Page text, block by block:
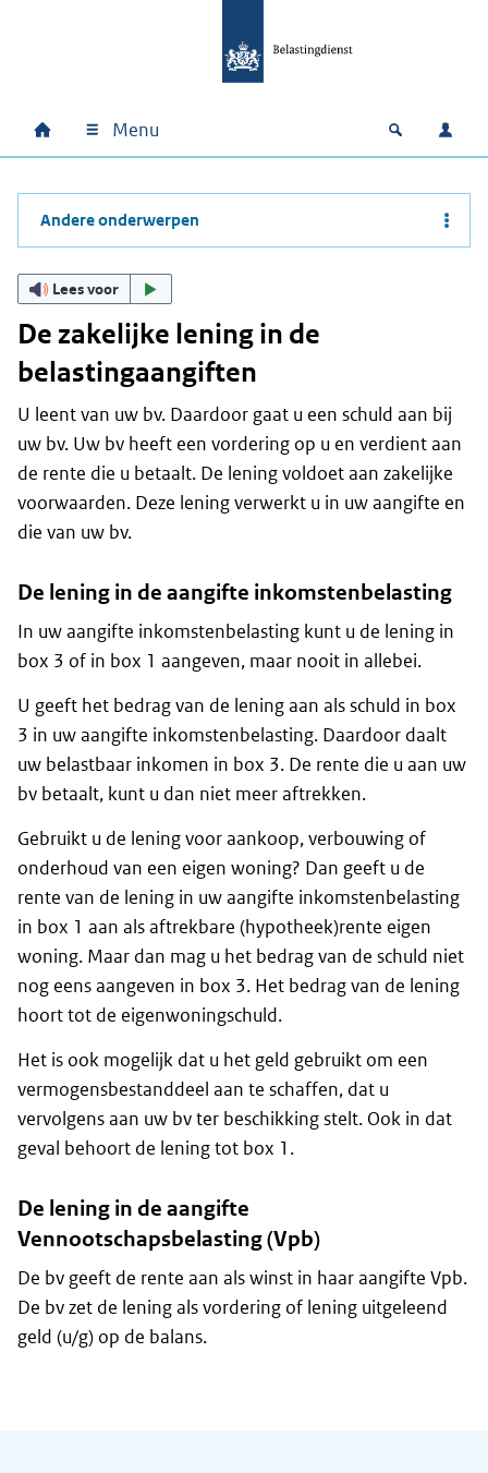
Hoofdnavigatie
Home Menu Open
Andere onderwerpen
Lees voor
De zakelijke lening in de
belastingaangiften
U leent van uw bv. Daardoor gaat u een schuld aan bij
uw bv. Uw bv heeft een vordering op u en verdient aan
de rente die u betaalt. De lening voldoet aan zakelijke
voorwaarden. Deze lening verwerkt u in uw aangifte en
die van uw bv.
De lening in de aangifte inkomstenbelasting
In uw aangifte inkomstenbelasting kunt u de lening in
box 3 of in box 1 aangeven, maar nooit in allebei.
U geeft het bedrag van de lening aan als schuld in box
3 in uw aangifte inkomstenbelasting. Daardoor daalt
uw belastbaar inkomen in box 3. De rente die u aan uw
bv betaalt, kunt u dan niet meer aftrekken.
Gebruikt u de lening voor aankoop, verbouwing of
onderhoud van een eigen woning? Dan geeft u de
rente van de lening in uw aangifte inkomstenbelasting
in box 1 aan als aftrekbare (hypotheek)rente eigen
woning. Maar dan mag u het bedrag van de schuld niet
nog eens aangeven in box 3. Het bedrag van de lening
hoort tot de eigenwoningschuld.
Het is ook mogelijk dat u het geld gebruikt om een
vermogensbestanddeel aan te schaffen, dat u
vervolgens aan uw bv ter beschikking stelt. Ook in dat
geval behoort de lening tot box 1.
De lening in de aangifte
Vennootschapsbelasting (Vpb)
De bv geeft de rente aan als winst in haar aangifte Vpb.
De bv zet de lening als vordering of lening uitgeleend
geld (u/g) op de balans.